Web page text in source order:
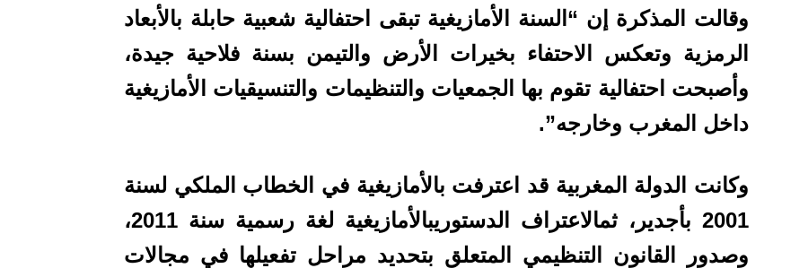
وقالت المذكرة إن “السنة الأمازيغية تبقى احتفالية شعبية حابلة بالأبعاد
الرمزية وتعكس الاحتفاء بخيرات الأرض والتيمن بسنة فلاحية جيدة،
وأصبحت احتفالية تقوم بها الجمعيات والتنظيمات والتنسيقيات الأمازيغية
داخل المغرب وخارجه”.
وكانت الدولة المغربية قد اعترفت بالأمازيغية في الخطاب الملكي لسنة
2001 بأجدير، ثمالاعتراف الدستوريبالأمازيغية لغة رسمية سنة 2011،
وصدور القانون التنظيمي المتعلق بتحديد مراحل تفعيلها في مجالات